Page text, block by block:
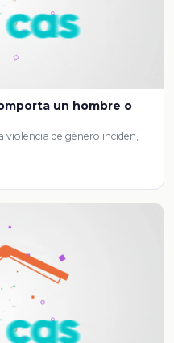
un hombre o
de género inciden,